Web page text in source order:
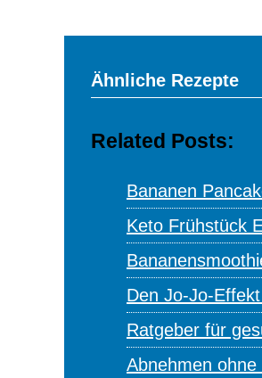
Ähnliche Rezepte
Related Posts:
Bananen
Keto Frühstück
Den Jo-Jo-
Ratgeber für
Abnehmen